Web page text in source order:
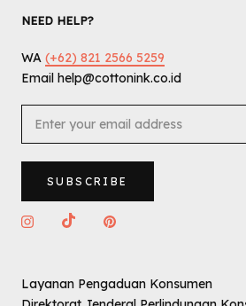
NEED HELP?
WA (+62) 821 2566 5259
Email help@cottonink.co.id
SUBSCRIBE
Layanan Pengaduan Konsumen